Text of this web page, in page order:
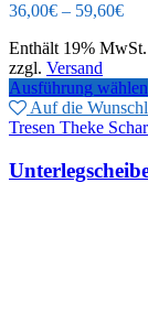
36,00€ – 59,60€
Enthält 19% MwSt.
zzgl. Versand
Ausführung wählen
Auf die
Tresen Theke